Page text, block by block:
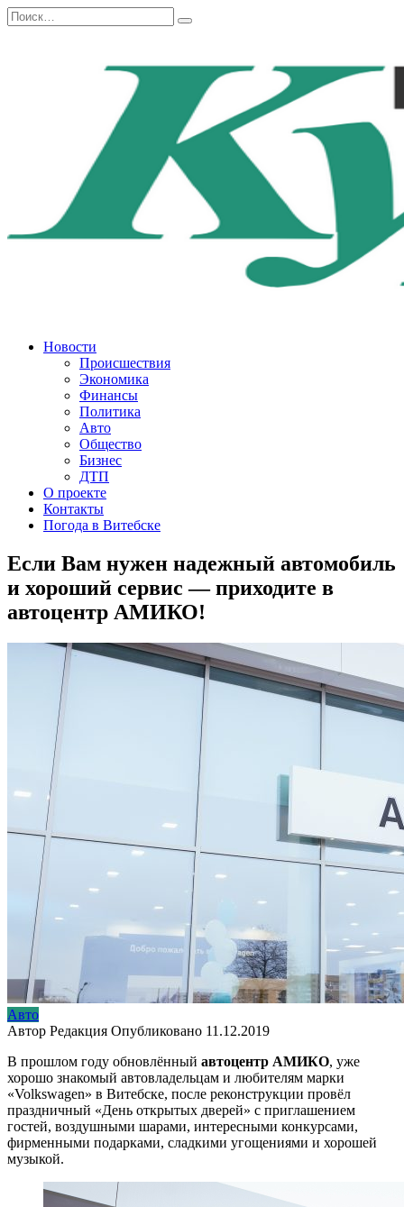
Перейти
к
Search
for:
Новости
Происшествия
Экономика
Финансы
Политика
Авто
Общество
Бизнес
ДТП
О проекте
Контакты
Погода в Витебске
Если Вам нужен надежный автомобиль
и хороший сервис — приходите в
автоцентр АМИКО!
Авто
Автор Редакция Опубликовано 11.12.2019
В прошлом году обновлённый автоцентр АМИКО, уже
хорошо знакомый автовладельцам и любителям марки
«Volkswagen» в Витебске, после реконструкции провёл
праздничный «День открытых дверей» с приглашением
гостей, воздушными шарами, интересными конкурсами,
фирменными подарками, сладкими угощениями и хорошей
музыкой.